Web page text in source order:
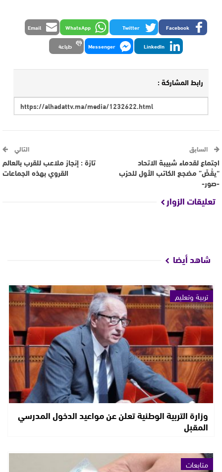
Facebook
Twitter
WhatsApp
Email
LinkedIn
Messenger طباعة
رابط المشاركة :
السابق
اجتماع لقدماء شبيبة الاتحاد
“يقُضّ” مضجع الكاتب الأول للحزب
-صور-
التالي
تازة : إنجاز ملاعب للقرب بالعالم
القروي بهذه الجماعات
تعليقات الزوار
شاهد أيضا
تربية وتعليم
وزارة التربية الوطنية تعلن عن مواعيد الدخول المدرسي
المقبل
متابعات